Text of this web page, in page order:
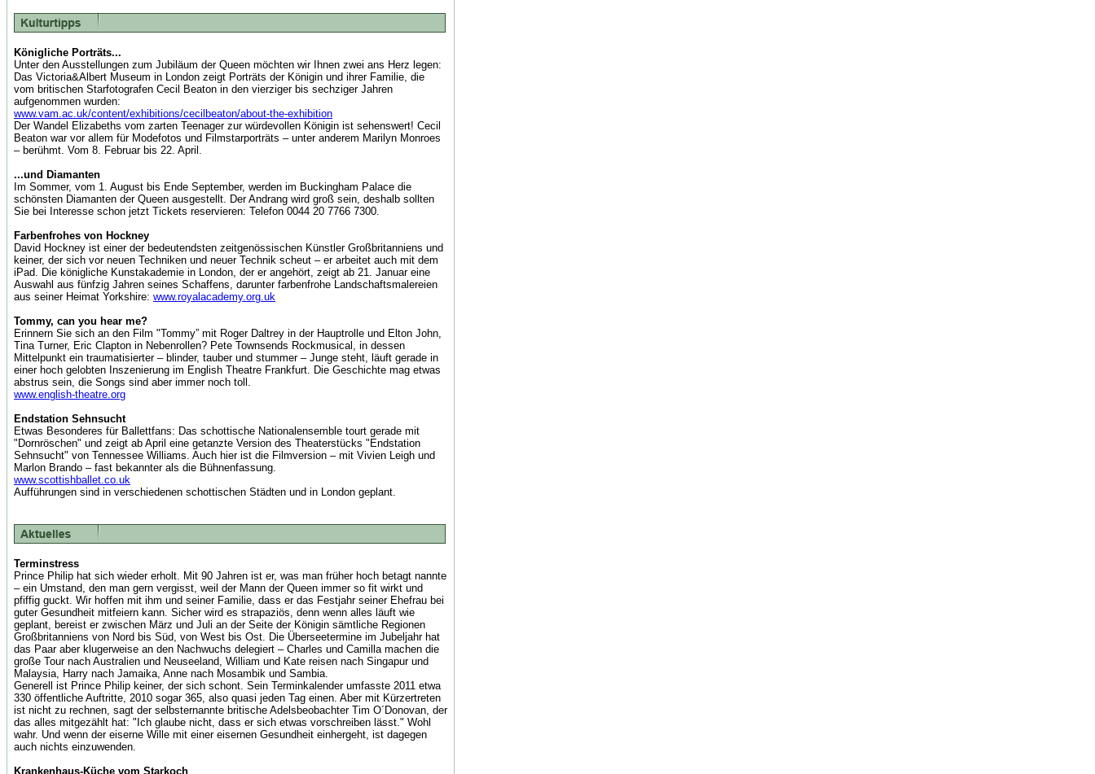
Königliche Porträts...
Unter den Ausstellungen zum Jubiläum der Queen möchten wir Ihnen zwei ans Herz legen:
Das Victoria&Albert Museum in London zeigt Porträts der Königin und ihrer Familie, die
vom britischen Starfotografen Cecil Beaton in den vierziger bis sechziger Jahren
aufgenommen wurden:
www.vam.ac.uk/content/exhibitions/cecilbeaton/about-the-exhibition
Der Wandel Elizabeths vom zarten Teenager zur würdevollen Königin ist sehenswert! Cecil
Beaton war vor allem für Modefotos und Filmstarporträts – unter anderem Marilyn Monroes
– berühmt. Vom 8. Februar bis 22. April.
...und Diamanten
Im Sommer, vom 1. August bis Ende September, werden im Buckingham Palace die
schönsten Diamanten der Queen ausgestellt. Der Andrang wird groß sein, deshalb sollten
Sie bei Interesse schon jetzt Tickets reservieren: Telefon 0044 20 7766 7300.
Farbenfrohes von Hockney
David Hockney ist einer der bedeutendsten zeitgenössischen Künstler Großbritanniens und
keiner, der sich vor neuen Techniken und neuer Technik scheut – er arbeitet auch mit dem
iPad. Die königliche Kunstakademie in London, der er angehört, zeigt ab 21. Januar eine
Auswahl aus fünfzig Jahren seines Schaffens, darunter farbenfrohe Landschaftsmalereien
aus seiner Heimat Yorkshire: www.royalacademy.org.uk
Tommy, can you hear me?
Erinnern Sie sich an den Film "Tommy” mit Roger Daltrey in der Hauptrolle und Elton John,
Tina Turner, Eric Clapton in Nebenrollen? Pete Townsends Rockmusical, in dessen
Mittelpunkt ein traumatisierter – blinder, tauber und stummer – Junge steht, läuft gerade in
einer hoch gelobten Inszenierung im English Theatre Frankfurt. Die Geschichte mag etwas
abstrus sein, die Songs sind aber immer noch toll.
www.english-theatre.org
Endstation Sehnsucht
Etwas Besonderes für Ballettfans: Das schottische Nationalensemble tourt gerade mit
"Dornröschen" und zeigt ab April eine getanzte Version des Theaterstücks "Endstation
Sehnsucht" von Tennessee Williams. Auch hier ist die Filmversion – mit Vivien Leigh und
Marlon Brando – fast bekannter als die Bühnenfassung.
www.scottishballet.co.uk
Aufführungen sind in verschiedenen schottischen Städten und in London geplant.
Terminstress
Prince Philip hat sich wieder erholt. Mit 90 Jahren ist er, was man früher hoch betagt nannte
– ein Umstand, den man gern vergisst, weil der Mann der Queen immer so fit wirkt und
pfiffig guckt. Wir hoffen mit ihm und seiner Familie, dass er das Festjahr seiner Ehefrau bei
guter Gesundheit mitfeiern kann. Sicher wird es strapaziös, denn wenn alles läuft wie
geplant, bereist er zwischen März und Juli an der Seite der Königin sämtliche Regionen
Großbritanniens von Nord bis Süd, von West bis Ost. Die Überseetermine im Jubeljahr hat
das Paar aber klugerweise an den Nachwuchs delegiert – Charles und Camilla machen die
große Tour nach Australien und Neuseeland, William und Kate reisen nach Singapur und
Malaysia, Harry nach Jamaika, Anne nach Mosambik und Sambia.
Generell ist Prince Philip keiner, der sich schont. Sein Terminkalender umfasste 2011 etwa
330 öffentliche Auftritte, 2010 sogar 365, also quasi jeden Tag einen. Aber mit Kürzertreten
ist nicht zu rechnen, sagt der selbsternannte britische Adelsbeobachter Tim O´Donovan, der
das alles mitgezählt hat: "Ich glaube nicht, dass er sich etwas vorschreiben lässt." Wohl
wahr. Und wenn der eiserne Wille mit einer eisernen Gesundheit einhergeht, ist dagegen
auch nichts einzuwenden.
Krankenhaus-Küche vom Starkoch